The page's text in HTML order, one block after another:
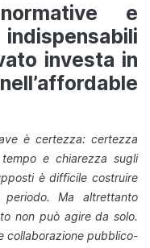
e
investa in
è certezza: certezza
e chiarezza sugli
è difficile costruire
Ma altrettanto
non può agire da solo.
collaborazione pubblico-